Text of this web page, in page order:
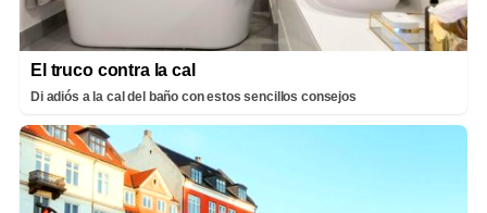
El truco contra la cal
Di adiós a la cal del baño con estos sencillos consejos